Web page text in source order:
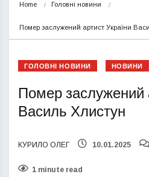
Home Головні новини
Помер заслужений артист України
ГОЛОВНІ НОВИНИ НОВИНИ
Помер заслужений
Василь Хлистун
КУРИЛО ОЛЕГ 10.01.2025
1 minute read